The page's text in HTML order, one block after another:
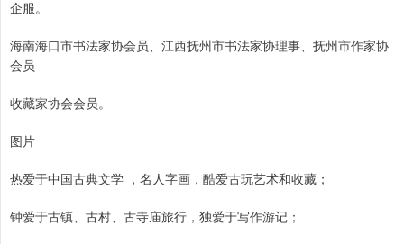
企服。
海南海口市书法家协会员、江西抚州市书法家协理事、抚州市作家协
会员
收藏家协会会员。
图片
热爱于中国古典文学 ，名人字画，酷爱古玩艺术和收藏；
钟爱于古镇、古村、古寺庙旅行，独爱于写作游记；